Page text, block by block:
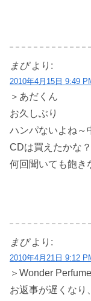
まぴ より:
2010年4月15日 9:49
＞あだくん
お久しぶり
ハンパないよね～
CDは買えたかな
何回聞いても飽き
まぴ より:
2010年4月21日 9:12
＞Wonder
お返事が遅くなり